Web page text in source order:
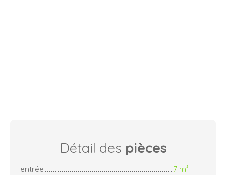
Détail des pièces
entrée
7 m²